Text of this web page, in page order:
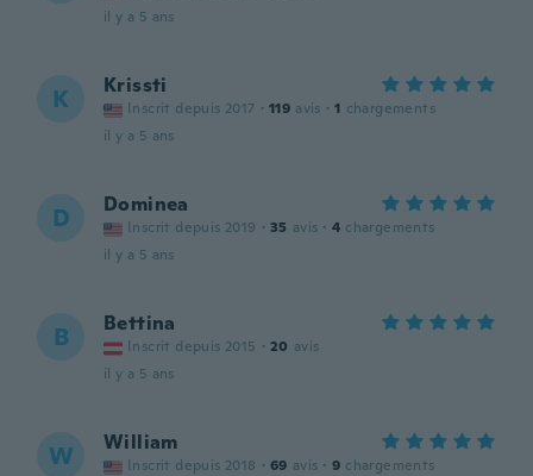
il y a 5 ans
K Krissti
Inscrit depuis 2017 · 119 avis · 1 chargements
il y a 5 ans
D Dominea
Inscrit depuis 2019 · 35 avis · 4 chargements
il y a 5 ans
B Bettina
Inscrit depuis 2015 · 20 avis
il y a 5 ans
W William
Inscrit depuis 2018 · 69 avis · 9 chargements